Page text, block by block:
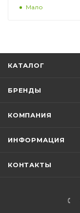
Мало
КАТАЛОГ
БРЕНДЫ
КОМПАНИЯ
ИНФОРМАЦИЯ
КОНТАКТЫ